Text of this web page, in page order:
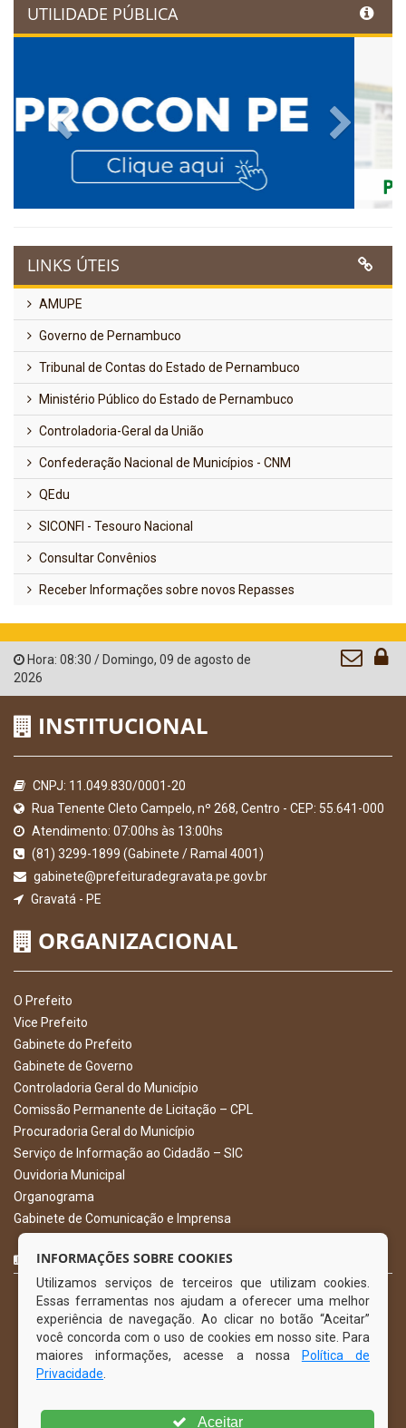
UTILIDADE PÚBLICA
Previous Next
LINKS ÚTEIS
AMUPE
Governo de Pernambuco
Tribunal de Contas do Estado de Pernambuco
Ministério Público do Estado de Pernambuco
Controladoria-Geral da União
Confederação Nacional de Municípios - CNM
QEdu
SICONFI - Tesouro Nacional
Consultar Convênios
Receber Informações sobre novos Repasses
Hora: 08:30 / Domingo, 09 de agosto de
2026
INSTITUCIONAL
CNPJ: 11.049.830/0001-20
Rua Tenente Cleto Campelo, nº 268, Centro - CEP: 55.641-000
Atendimento: 07:00hs às 13:00hs
(81) 3299-1899 (Gabinete / Ramal 4001)
gabinete@prefeituradegravata.pe.gov.br
Gravatá - PE
ORGANIZACIONAL
O Prefeito
Vice Prefeito
Gabinete do Prefeito
Gabinete de Governo
Controladoria Geral do Município
Comissão Permanente de Licitação – CPL
Procuradoria Geral do Município
Serviço de Informação ao Cidadão – SIC
Ouvidoria Municipal
Organograma
Gabinete de Comunicação e Imprensa
CURTA NOSSA FAN PAGE
INFORMAÇÕES SOBRE COOKIES
Utilizamos serviços de terceiros que utilizam cookies.
Essas ferramentas nos ajudam a oferecer uma melhor
experiência de navegação. Ao clicar no botão “Aceitar”
você concorda com o uso de cookies em nosso site. Para
maiores informações, acesse a nossa
Política de
Privacidade
Aceitar